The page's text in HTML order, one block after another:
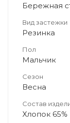
Бережная
Вид застежки
Резинка
Пол
Мальчик
Сезон
Весна
Состав
Хлопок